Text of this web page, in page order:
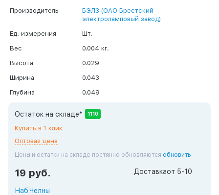
Производитель
БЭЛЗ (ОАО Брестский
электроламповый завод)
Ед. измерения
Шт.
Вес
0.004 кг.
Высота
0.029
Ширина
0.043
Глубина
0.049
Остаток на складе* 1110
Купить в 1 клик
Оптовая цена
Цены и остатки на складе постянно обновляются обновить
19 руб. Доставкаот 5-10
Наб.Челны